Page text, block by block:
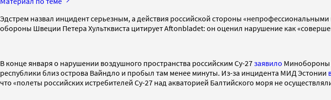
Эдстрем назвал инцидент серьезным, а действия российской стороны «непрофессиональными
обороны Швеции Петера Хультквиста цитирует Aftonbladet: он оценил нарушение как
В конце января о нарушении воздушного пространства российским Су-27заявило Минобороны
республики близ острова Вайндло и пробыл там менее минуты. Из-за инцидента МИД Эстонии
что «полеты российских истребителей Су-27 над акваторией Балтийского моря не